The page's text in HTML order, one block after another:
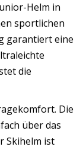
Helm in
sportlichen
garantiert eine
die
Die
über das
Skihelm ist